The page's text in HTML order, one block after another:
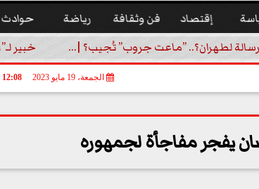
إقتصاد فن وثقافة رياضة حوادث
لطهران؟.. ”ماعت جروب” تُجيب؟ |... خبير
الجمعة، 19 مايو 2023 12:08 صـ
يفجر مفاجأة لجمهوره